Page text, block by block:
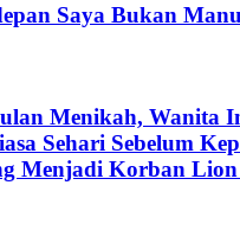
Saya Bukan
Menikah, Wanita
Sehari Sebelum
Menjadi Korban